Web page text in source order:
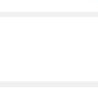
ズ、飲み物（水分補
わとび持参